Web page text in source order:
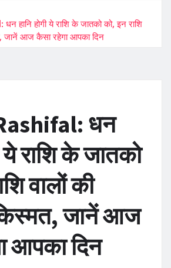
हानि होगी ये राशि के जातको को, इन राशि
जानें आज कैसा रहेगा आपका दिन
धन
ये राशि के जातको
वालों की
जानें आज
आपका दिन